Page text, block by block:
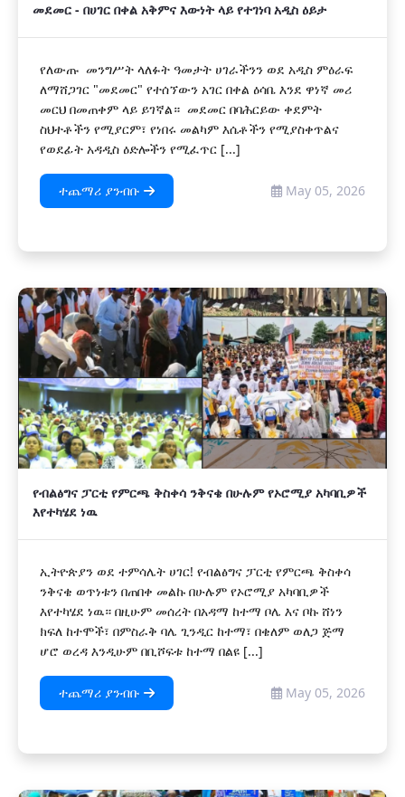
መደመር - በሀገር በቀል አቅምና እውነት ላይ የተገነባ አዲስ ዕይታ
የለውጡ መንግሥት ላለፉት ዓመታት ሀገራችንን ወደ አዲስ ምዕራፍ
ለማሸጋገር "መደመር" የተሰኘውን አገር በቀል ዕሳቤ እንደ ዋነኛ መሪ
መርህ በመጠቀም ላይ ይገኛል። መደመር በባሕርይው ቀደምት
ስህተቶችን የሚያርም፣ የነበሩ መልካም እሴቶችን የሚያስቀጥልና
የወደፊት አዳዲስ ዕድሎችን የሚፈጥር [...]
ተጨማሪ ያንብቡ May 05, 2026
የብልፅግና ፓርቲ የምርጫ ቅስቀሳ ንቅናቄ በሁሉም የኦሮሚያ አካባቢዎች
እየተካሄደ ነዉ
ኢትዮጵያን ወደ ተምሳሌት ሀገር! የብልፅግና ፓርቲ የምርጫ ቅስቀሳ
ንቅናቄ ወጥነቱን በጠበቀ መልኩ በሁሉም የኦሮሚያ አካባቢዎች
እየተካሄደ ነዉ። በዚሁም መሰረት በአዳማ ከተማ ቦሌ እና ቦኩ ሸነን
ክፍለ ከተሞች፣ በምስራቅ ባሌ ጊንዲር ከተማ፣ በቄለም ወለጋ ጅማ
ሆሮ ወረዳ እንዲሁም በቢሾፍቱ ከተማ በልዩ [...]
ተጨማሪ ያንብቡ May 05, 2026